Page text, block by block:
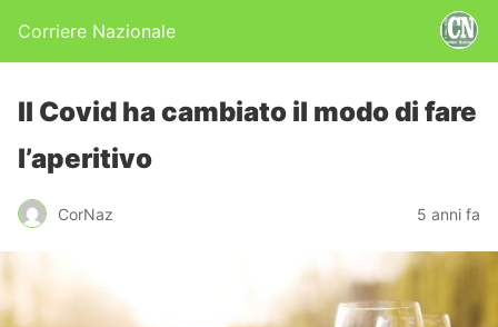
Corriere Nazionale
Il Covid ha cambiato il modo di fare
l’aperitivo
CorNaz 5 anni fa